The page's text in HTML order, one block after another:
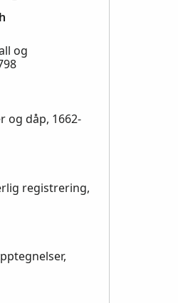
og
og dåp, 1662-
registrering,